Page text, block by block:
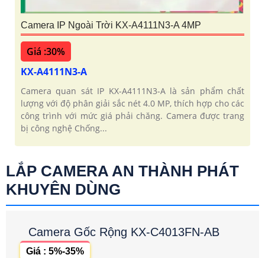
Camera IP Ngoài Trời KX-A4111N3-A 4MP
Giá :30%
KX-A4111N3-A
Camera quan sát IP KX-A4111N3-A là sản phẩm chất
lượng với độ phân giải sắc nét 4.0 MP, thích hợp cho các
công trình với mức giá phải chăng. Camera được trang
bị công nghệ Chống...
LẮP CAMERA AN THÀNH PHÁT
KHUYÊN DÙNG
Camera Gốc Rộng KX-C4013FN-AB
Giá : 5%-35%